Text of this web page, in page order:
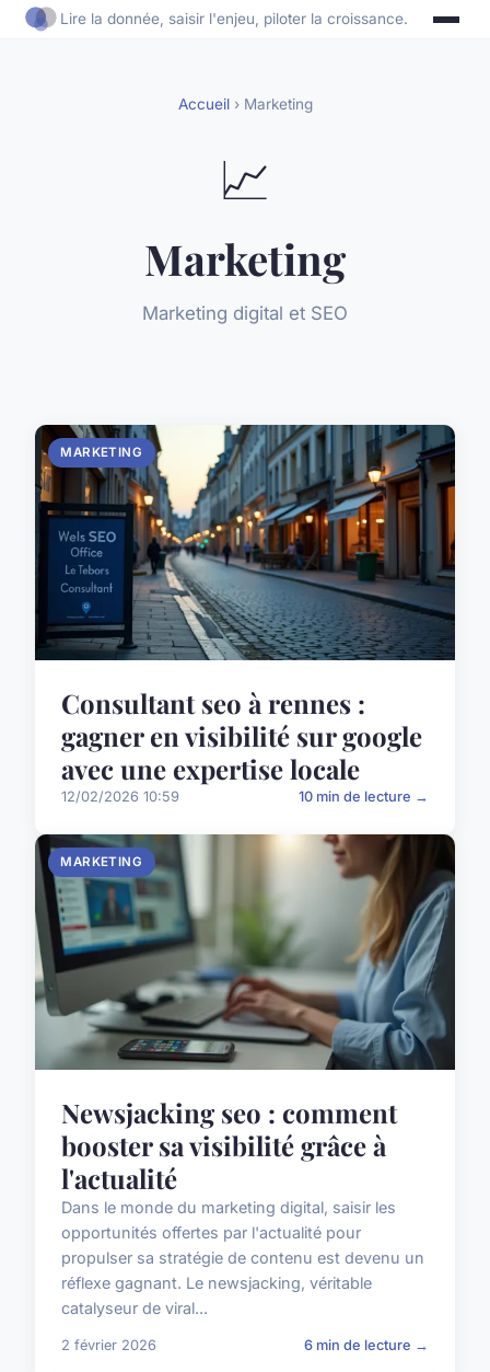
Lire la donnée, saisir l'enjeu, piloter la croissance.
Accueil› Marketing
📈
Marketing
Marketing digital et SEO
MARKETING
Consultant seo à rennes :
gagner en visibilité sur google
avec une expertise locale
12/02/2026 10:59 10 min de lecture →
MARKETING
Newsjacking seo : comment
booster sa visibilité grâce à
l'actualité
Dans le monde du marketing digital, saisir les
opportunités offertes par l'actualité pour
propulser sa stratégie de contenu est devenu un
réflexe gagnant. Le newsjacking, véritable
catalyseur de viral...
2 février 2026 6 min de lecture →